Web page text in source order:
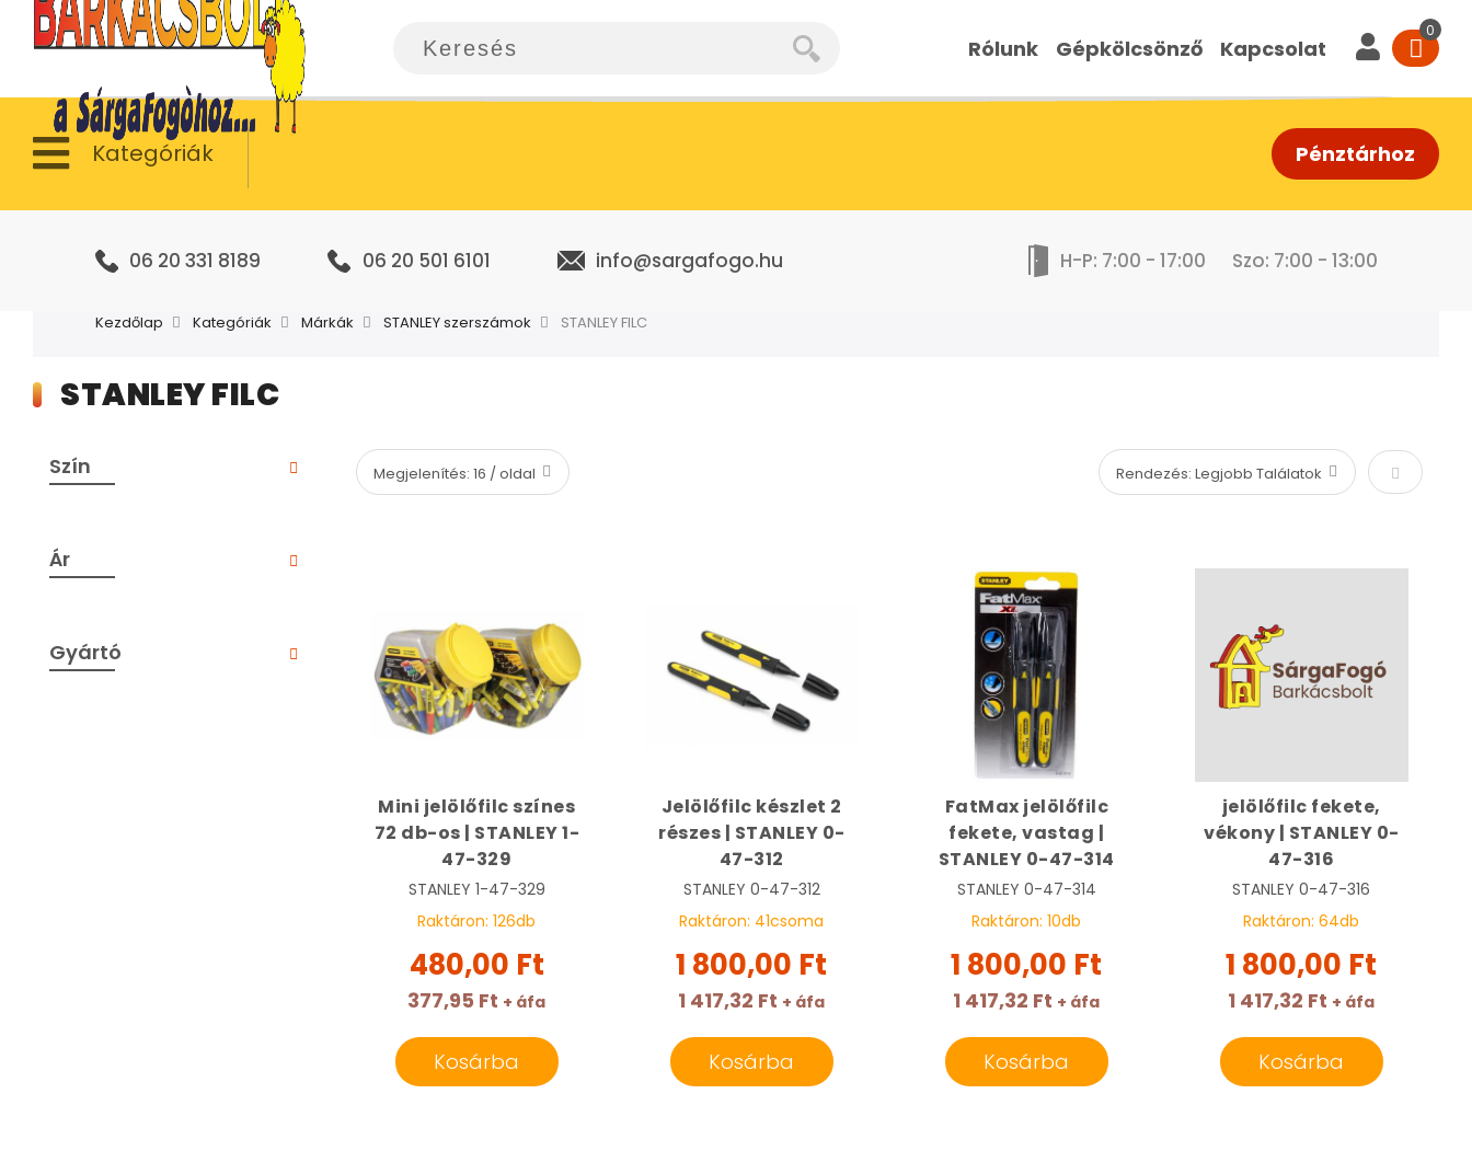
Rólunk Gépkölcsönző Kapcsolat
Kategóriák Pénztárhoz
06 20 331 8189 06 20 501 6101 info@sargafogo.hu H-P: 7:00 - 17:00 Szo: 7:00 - 13:00
Kezdőlap Kategóriák Márkák STANLEY szerszámok STANLEY FILC
STANLEY FILC
Növekvő
Mini jelölőfilc színes
72 db-os | STANLEY 1-
47-329
STANLEY 1-47-329
Raktáron:126db
480,00 Ft
377,95 Ft + áfa
Kosárba
Jelölőfilc készlet 2
részes | STANLEY 0-
47-312
STANLEY 0-47-312
Raktáron: 41csoma
1 800,00 Ft
1 417,32 Ft + áfa
Kosárba
FatMax jelölőfilc
fekete, vastag |
STANLEY 0-47-314
STANLEY 0-47-314
Raktáron:10db
1 800,00 Ft
1 417,32 Ft + áfa
Kosárba
jelölőfilc fekete,
vékony | STANLEY 0-
47-316
STANLEY 0-47-316
Raktáron:64db
1 800,00 Ft
1 417,32 Ft + áfa
Kosárba
Szín
Ár
Gyártó